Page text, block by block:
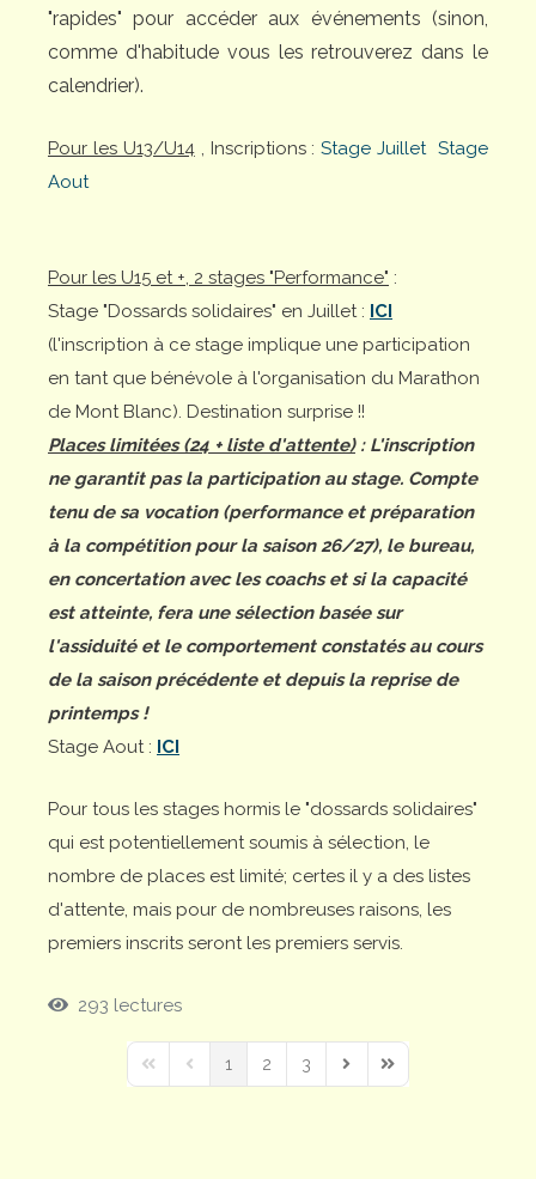
"rapides" pour accéder aux événements (sinon,
comme d'habitude vous les retrouverez dans le
calendrier).
Pour les U13/U14, Inscriptions :Stage Juillet Stage
Aout
Pour les U15 et +, 2 stages "Performance" :
Stage "Dossards solidaires" en Juillet : ICI
(l'inscription à ce stage implique une participation
en tant que bénévole à l'organisation du Marathon
de Mont Blanc). Destination surprise !!
Places limitées (24 + liste d'attente): L'inscription
ne garantit pas la participation au stage. Compte
tenu de sa vocation (performance et préparation
à la compétition pour la saison 26/27), le bureau,
en concertation avec les coachs et si la capacité
est atteinte, fera une sélection basée sur
l'assiduité et le comportement constatés au cours
de la saison précédente et depuis la reprise de
printemps !
Stage Aout : ICI
Pour tous les stages hormis le "dossards solidaires"
qui est potentiellement soumis à sélection, le
nombre de places est limité; certes il y a des listes
d'attente, mais pour de nombreuses raisons, les
premiers inscrits seront les premiers servis.
293 lectures
First PagePrevious Page
1 2 3
Next PageLast Page